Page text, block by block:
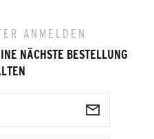
ANMELDEN
NÄCHSTE BESTELLUNG